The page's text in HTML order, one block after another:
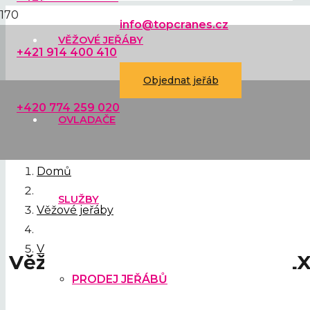
+421 914 400 410
+420 774 259 020
info@topcranes.cz
Objednat jeřáb
VĚŽOVÉ JEŘÁBY
OVLADAČE
SLUŽBY
PRODEJ JEŘÁBŮ
Domů
Věžové jeřáby
Věžový jeřáb FMGru 2070 TLX P12
Věžový jeřáb FMGru 2070